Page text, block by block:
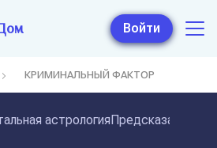
Войти
КРИМИНАЛЬНЫЙ ФАКТОР
астрология